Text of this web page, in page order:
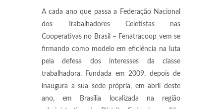
A cada ano que passa a Federação Nacional
dos Trabalhadores Celetistas nas
Cooperativas no Brasil – Fenatracoop vem se
firmando como modelo em eficiência na luta
pela defesa dos interesses da classe
trabalhadora. Fundada em 2009, depois de
inaugura a sua sede própria, em abril deste
ano, em Brasília localizada na região